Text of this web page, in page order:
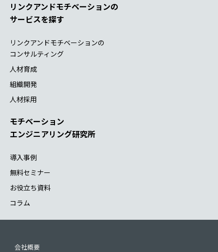
リンクアンドモチベーションの
サービスを探す
リンクアンドモチベーションの
コンサルティング
人材育成
組織開発
人材採用
モチベーション
エンジニアリング研究所
導入事例
無料セミナー
お役立ち資料
コラム
会社概要